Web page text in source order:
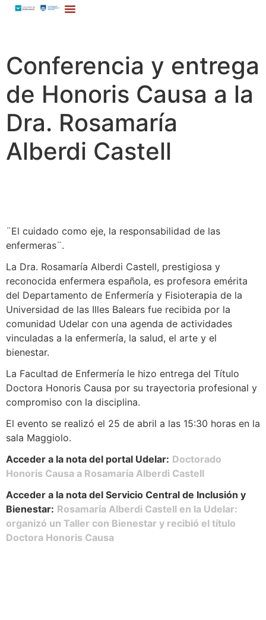
Conferencia y entrega
de Honoris Causa a la
Dra. Rosamaría
Alberdi Castell
¨El cuidado como eje, la responsabilidad de las
enfermeras¨.
La Dra. Rosamaría Alberdi Castell, prestigiosa y
reconocida enfermera española, es profesora emérita
del Departamento de Enfermería y Fisioterapia de la
Universidad de las Illes Balears fue recibida por la
comunidad Udelar con una agenda de actividades
vinculadas a la enfermería, la salud, el arte y el
bienestar.
La Facultad de Enfermería le hizo entrega del Título
Doctora Honoris Causa por su trayectoria profesional y
compromiso con la disciplina.
El evento se realizó el 25 de abril a las 15:30 horas en la
sala Maggiolo.
Acceder a la nota del portal Udelar: Doctorado
Honoris Causa a Rosamaría Alberdi Castell
Acceder a la nota del Servicio Central de Inclusión y
Bienestar: Rosamaría Alberdi Castell en la Udelar:
organizó un Taller con Bienestar y recibió el título
Doctora Honoris Causa